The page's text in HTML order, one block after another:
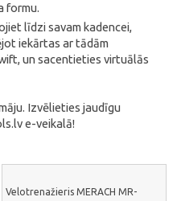
formu.
līdzi savam kadencei,
iekārtas ar tādām
un sacentieties virtuālās
Izvēlieties jaudīgu
e-veikalā!
Velotrenažieris MERACH MR-